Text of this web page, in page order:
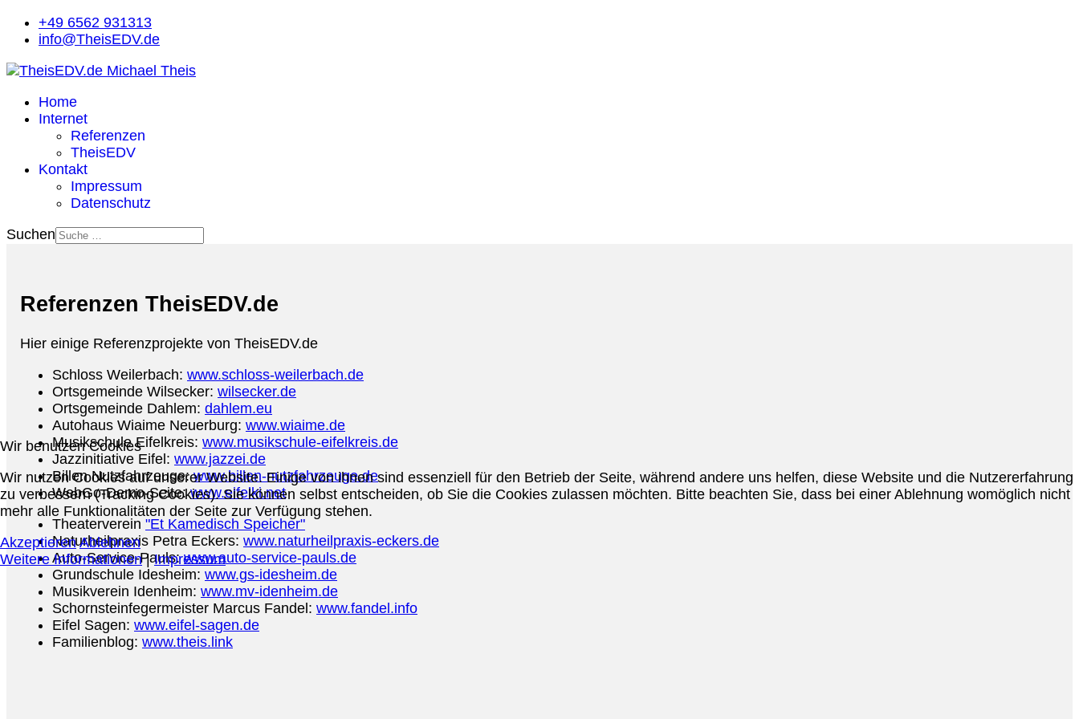
+49 6562 931313
info@TheisEDV.de
Home
Internet
Referenzen
TheisEDV
Kontakt
Impressum
Datenschutz
Suchen
Referenzen TheisEDV.de
Hier einige Referenzprojekte von TheisEDV.de
Schloss Weilerbach: www.schloss-weilerbach.de
Ortsgemeinde Wilsecker: wilsecker.de
Ortsgemeinde Dahlem: dahlem.eu
Autohaus Wiaime Neuerburg: www.wiaime.de
Musikschule Eifelkreis: www.musikschule-eifelkreis.de
Jazzinitiative Eifel: www.jazzei.de
Billen Nutzfahrzeuge:www.billen-nutzfahrzeuge.de
WebGo-Demo-Seite:www.eifelki.net
Theaterverein "Et Kamedisch Speicher"
Naturheilpraxis Petra Eckers: www.naturheilpraxis-eckers.de
Auto-Service-Pauls:www.auto-service-pauls.de
Grundschule Idesheim: www.gs-idesheim.de
Musikverein Idenheim: www.mv-idenheim.de
Schornsteinfegermeister Marcus Fandel: www.fandel.info
Eifel Sagen: www.eifel-sagen.de
Familienblog: www.theis.link
Wir benutzen Cookies
Wir nutzen Cookies auf unserer Website. Einige von ihnen sind essenziell für den Betrieb der Seite, während andere uns helfen, diese Website und die Nutzererfahrung
zu verbessern (Tracking Cookies). Sie können selbst entscheiden, ob Sie die Cookies zulassen möchten. Bitte beachten Sie, dass bei einer Ablehnung womöglich nicht
mehr alle Funktionalitäten der Seite zur Verfügung stehen.
Akzeptieren Ablehnen
Weitere Informationen|Impressum